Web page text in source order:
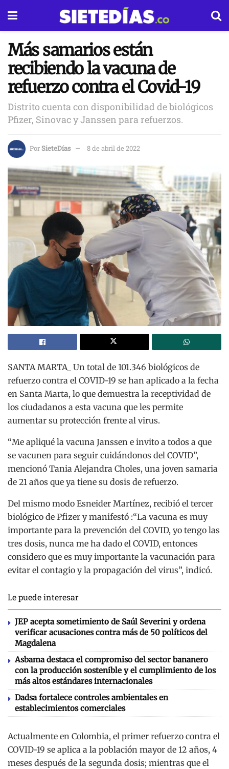
Más samarios están
recibiendo la vacuna de
refuerzo contra el Covid-19
Distrito cuenta con disponibilidad de biológicos
Pfizer, Sinovac y Janssen para refuerzos.
PorSieteDías 8 de abril de 2022
SANTA MARTA_ Un total de 101.346 biológicos de
refuerzo contra el COVID-19 se han aplicado a la fecha
en Santa Marta, lo que demuestra la receptividad de
los ciudadanos a esta vacuna que les permite
aumentar su protección frente al virus.
“Me apliqué la vacuna Janssen e invito a todos a que
se vacunen para seguir cuidándonos del COVID”,
mencionó Tania Alejandra Choles, una joven samaria
de 21 años que ya tiene su dosis de refuerzo.
Del mismo modo Esneider Martínez, recibió el tercer
biológico de Pfizer y manifestó :“La vacuna es muy
importante para la prevención del COVID, yo tengo las
tres dosis, nunca me ha dado el COVID, entonces
considero que es muy importante la vacunación para
evitar el contagio y la propagación del virus”, indicó.
Le puede interesar
JEP acepta sometimiento de Saúl Severini y ordena
verificar acusaciones contra más de 50 políticos del
Magdalena
Asbama destaca el compromiso del sector bananero
con la producción sostenible y el cumplimiento de los
más altos estándares internacionales
Dadsa fortalece controles ambientales en
establecimientos comerciales
Actualmente en Colombia, el primer refuerzo contra el
COVID-19 se aplica a la población mayor de 12 años, 4
meses después de la segunda dosis; mientras que el